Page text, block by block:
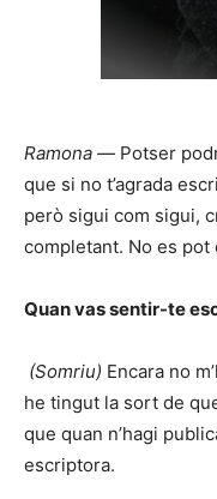
Ramona — Potser
que si no t’agrada
però sigui com sigui,
completant. No es pot
Quan vas sentir-te
(Somriu) Encara no
he tingut la sort de
que quan n’hagi
escriptora.